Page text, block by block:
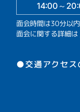
14:00～
面会時間は30分以内
面会に関する詳細は
●交通アクセス